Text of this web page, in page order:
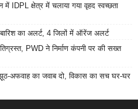
IDPL क्षेत्र में चलाया गया वृहद स्वच्छता
का अलर्ट, 4 जिलों में ऑरेंज अलर्ट
PWD ने निर्माण कंपनी पर की सख्त
अफवाह का जवाब दो, विकास का सच घर-घर